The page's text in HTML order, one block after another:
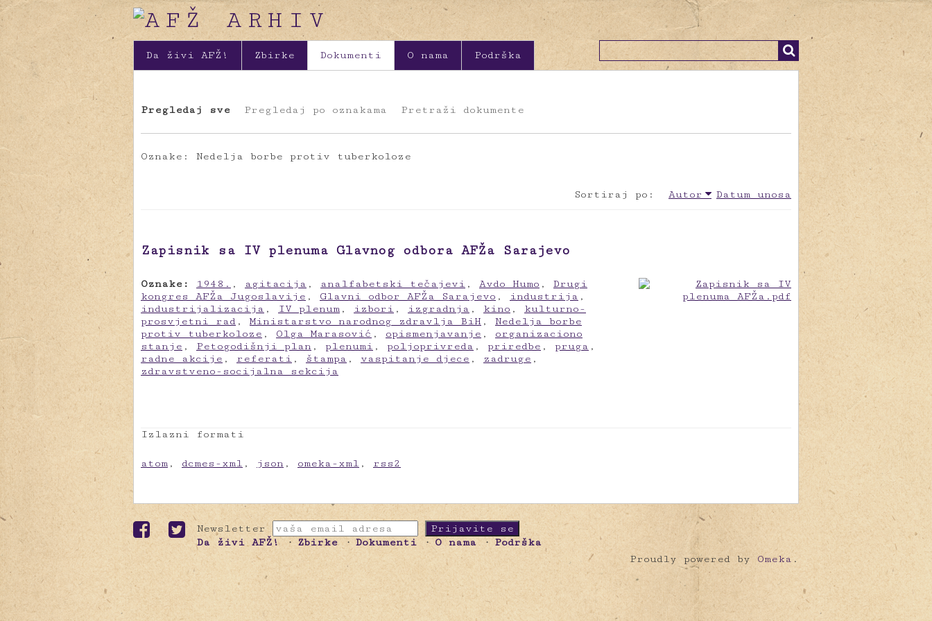
Da živi AFŽ! Zbirke Dokumenti O nama Podrška
Pregledaj sve Pregledaj po oznakama Pretraži dokumente
Oznake: Nedelja borbe protiv tuberkoloze
Sortiraj po: Autor Datum unosa
Zapisnik sa IV plenuma Glavnog odbora AFŽa Sarajevo
Oznake: 1948. , agitacija , analfabetski tečajevi , Avdo Humo , Drugi
kongres AFŽa Jugoslavije , Glavni odbor AFŽa Sarajevo , industrija ,
industrijalizacija , IV plenum , izbori , izgradnja , kino , kulturno-
prosvjetni rad ,Ministarstvo narodnog zdravlja BiH , Nedelja borbe
protiv tuberkoloze , Olga Marasović , opismenjavanje , organizaciono
stanje , Petogodišnji plan , plenumi , poljoprivreda , priredbe , pruga ,
radne akcije , referati , štampa , vaspitanje djece , zadruge ,
zdravstveno-socijalna sekcija
Izlazni formati
atom , dcmes-xml , json , omeka-xml , rss2
Newsletter
Da živi AFŽ!
Zbirke Dokumenti O nama
Podrška
Proudly powered byOmeka .